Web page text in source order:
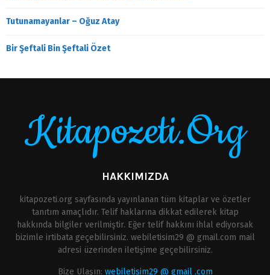
Tutunamayanlar – Oğuz Atay
Bir Şeftali Bin Şeftali Özet
Kitapozeti.Org
HAKKIMIZDA
kitapozeti.org sayfasında yayınlanan tüm kitaplar ve özetler
tanıtım amaçlıdır. Telif haklarına dikkat edilerek kitap
hakkında bilgiler verilmiştir. Eğer telif hakkını ihlal ediyorsak
bizimle irtibata geçebilirsiniz. webiletisim29 @ gmail.com mail
adresi üzerinden iletişime geçebilirsiniz.
Bize Ulaşın: webiletisim29 @ gmail .com